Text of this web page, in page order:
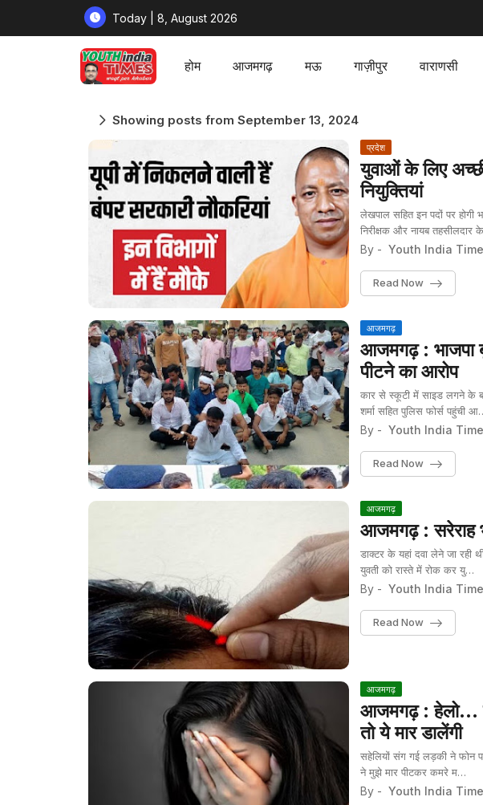
Today | 8, August 2026
होम आजमगढ़ मऊ गाज़ीपुर वाराणसी
Showing posts from September 13, 2024
प्रदेश
युवाओं के लिए
नियुक्तियां
लेखपाल सहित इन पदों पर होगी
निरीक्षक और नायब
By - Youth India
Read Now
आजमगढ़
आजमगढ़ : भाजपा
पीटने का आरोप
कार से स्कूटी में साइड लगने के
शर्मा सहित पुलिस फोर्स पहुंची
By - Youth India
Read Now
आजमगढ़
आजमगढ़ : सरेराह
डाक्टर के यहां दवा लेने जा
युवती को रास्ते में रोक कर यु…
By - Youth India
Read Now
आजमगढ़
आजमगढ़ : हेलो...
तो ये मार डालेंगी
सहेलियों संग गई लड़की ने फोन
ने मुझे मार पीटकर कमरे म…
By - Youth India